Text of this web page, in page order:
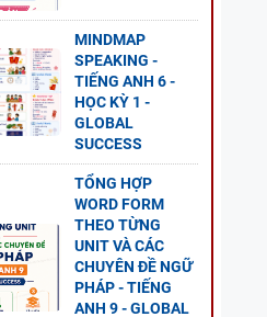
MINDMAP
SPEAKING -
TIẾNG ANH 6 -
HỌC KỲ 1 -
GLOBAL
SUCCESS
TỔNG HỢP
WORD FORM
THEO TỪNG
UNIT VÀ CÁC
CHUYÊN ĐỀ NGỮ
PHÁP - TIẾNG
ANH 9 - GLOBAL